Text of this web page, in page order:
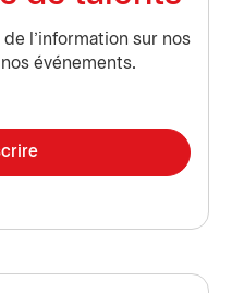
l'information sur nos
événements.